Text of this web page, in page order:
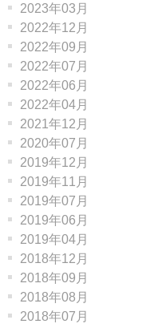
2023年03月
2022年12月
2022年09月
2022年07月
2022年06月
2022年04月
2021年12月
2020年07月
2019年12月
2019年11月
2019年07月
2019年06月
2019年04月
2018年12月
2018年09月
2018年08月
2018年07月